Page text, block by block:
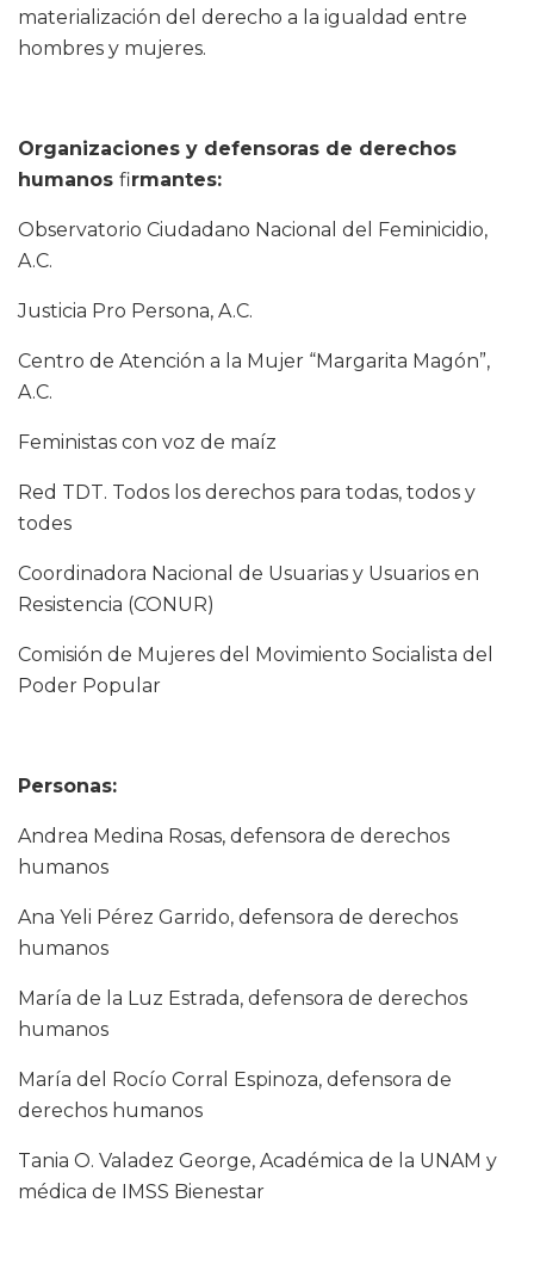
materialización del derecho a la igualdad entre
hombres y mujeres.
Organizaciones y defensoras de derechos
humanos firmantes:
Observatorio Ciudadano Nacional del Feminicidio,
A.C.
Justicia Pro Persona, A.C.
Centro de Atención a la Mujer “Margarita Magón”,
A.C.
Feministas con voz de maíz
Red TDT. Todos los derechos para todas, todos y
todes
Coordinadora Nacional de Usuarias y Usuarios en
Resistencia (CONUR)
Comisión de Mujeres del Movimiento Socialista del
Poder Popular
Personas:
Andrea Medina Rosas, defensora de derechos
humanos
Ana Yeli Pérez Garrido, defensora de derechos
humanos
María de la Luz Estrada, defensora de derechos
humanos
María del Rocío Corral Espinoza, defensora de
derechos humanos
Tania O. Valadez George, Académica de la UNAM y
médica de IMSS Bienestar